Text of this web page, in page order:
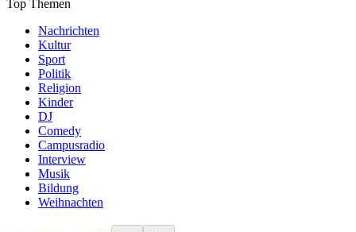
Top Themen
Nachrichten
Kultur
Sport
Politik
Religion
Kinder
DJ
Comedy
Campusradio
Interview
Musik
Bildung
Weihnachten